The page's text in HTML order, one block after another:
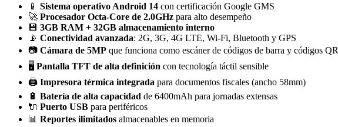
📱 Sistema operativo Android 14 con certificación Google GMS
🚀 Procesador Octa-Core de 2.0GHz para alto desempeño
💾 3GB RAM + 32GB almacenamiento interno
📡 Conectividad avanzada: 2G, 3G, 4G LTE, Wi-Fi, Bluetooth y GPS
📷 Cámara de 5MP que funciona como escáner de códigos de barra y códigos QR
🖥️ Pantalla TFT de alta definición con tecnología táctil sensible
🖨️ Impresora térmica integrada para documentos fiscales (ancho 58mm)
🔋 Batería de alta capacidad de 6400mAh para jornadas extensas
🔌 Puerto USB para periféricos
📊 Reportes ilimitados almacenables en memoria